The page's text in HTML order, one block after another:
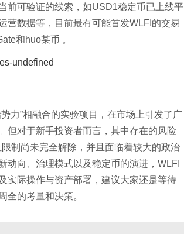
前可验证的线索，如USD1稳定币已上线平
营数据等，目前最有可能首发WLFI的交易
和huo某币 。
力”相融合的实验项目，在市场上引发了广
但对于新手投资者而言，其中存在的风险
制尚未完全解除，并且面临着较大的政治
动向、治理模式以及稳定币的演进，WLFI
实际操作与资产部署，建议大家还是等待
全的考量和决策。